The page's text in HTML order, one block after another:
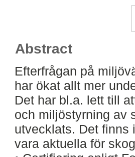
Abstract
Efterfrågan på
har ökat allt mer
Det har bl.a. lett till
och miljöstyrning av
utvecklats. Det finns
vara aktuella för